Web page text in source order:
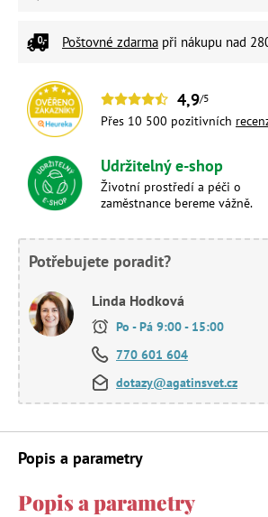
Poštovné zdarma při nákupu nad
4,9/5
Přes 10 500 pozitivních
Udržitelný e-shop
Životní prostředí a péči o
zaměstnance bereme vážně.
Potřebujete poradit?
Linda Hodková
Po - Pá 9:00 - 15:00
770 601 604
dotazy@agatinsvet.cz
Popis a parametry
Popis a parametry